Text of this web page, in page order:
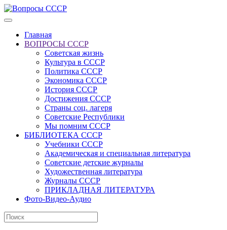
Главная
ВОПРОСЫ СССР
Советская жизнь
Культура в СССР
Политика СССР
Экономика СССР
История СССР
Достижения СССР
Страны соц. лагеря
Советские Республики
Мы помним СССР
БИБЛИОТЕКА СССР
Учебники СССР
Академическая и специальная литература
Советские детские журналы
Художественная литература
Журналы СССР
ПРИКЛАДНАЯ ЛИТЕРАТУРА
Фото-Видео-Аудио